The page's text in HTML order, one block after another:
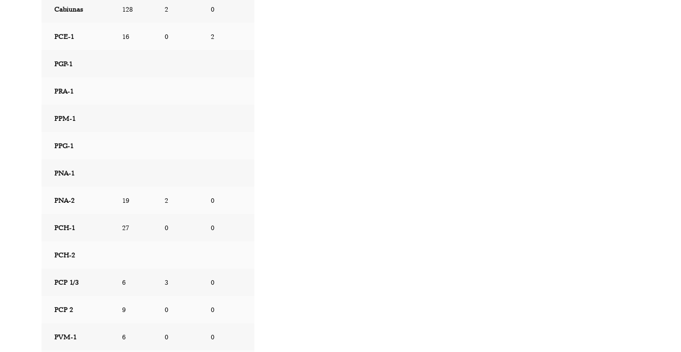
Cabiunas 128 2 0
PCE-1 16 0 2
PGP-1
PRA-1
PPM-1
PPG-1
PNA-1
PNA-2 19 2 0
PCH-1 27 0 0
PCH-2
PCP 1/3 6 3 0
PCP 2 9 0 0
PVM-1 6 0 0